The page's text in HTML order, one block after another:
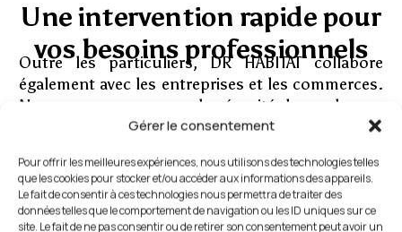
Gérer le consentement
Pour offrir les meilleures expériences, nous utilisons des technologies telles
que les cookies pour stocker et/ou accéder aux informations des appareils.
Le fait de consentir à ces technologies nous permettra de traiter des
données telles que le comportement de navigation ou les ID uniques sur ce
site. Le fait de ne pas consentir ou de retirer son consentement peut avoir un
Une intervention rapide pour
vos besoins professionnels
Outre les particuliers, DR HABITAT collabore
également avec les entreprises et les commerces.
Nous comprenons que la sécurité de vos locaux
professionnels est essentielle pour protéger vos
Notre équipe intervient pour :
L’installation de serrures électroniques et
systèmes de contrôle d’accès.